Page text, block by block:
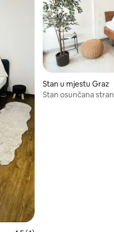
Stan u mjestu Graz
Stan osunčana